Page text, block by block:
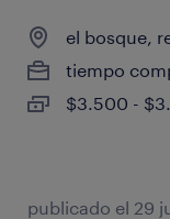
el bosque,
tiempo
$3.500 -
publicado el 29